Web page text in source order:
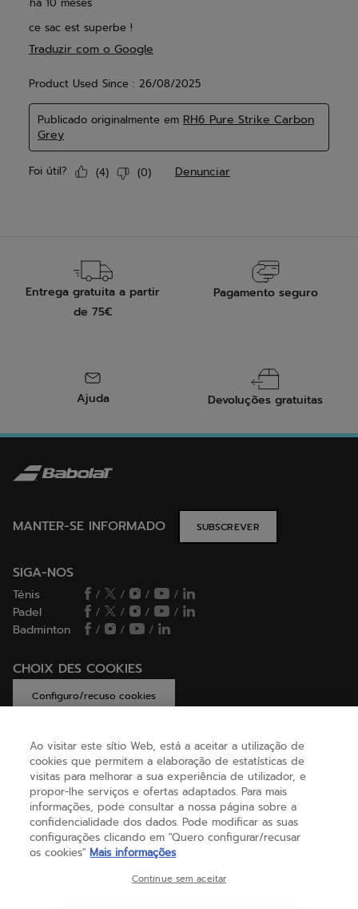
Entrega gratuita a partir
de 75€
Pagamento seguro
Ajuda Devoluções gratuitas
MANTER-SE INFORMADO SUBSCREVER
SIGA-NOS
Ténis / / /
/
Padel
/ / /
/
Badminton
/ / /
CHOIX DES COOKIES
Configuro/recuso cookies
AJUDA
SOBRE NÓS
(português)
Ao visitar este sítio Web, está a aceitar a utilização de
cookies que permitem a elaboração de estatísticas de
visitas para melhorar a sua experiência de utilizador, e
propor-lhe serviços e ofertas adaptados. Para mais
informações, pode consultar a nossa página sobre a
confidencialidade dos dados. Pode modificar as suas
configurações clicando em "Quero configurar/recusar
os cookies" Mais informações
Continue sem aceitar